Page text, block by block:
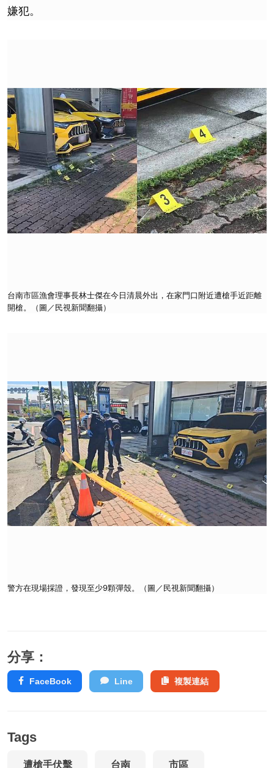
嫌犯。
台南市區漁會理事長林士傑在今日清晨外出，在家門口附近遭槍手近距離
開槍。（圖／民視新聞翻攝）
警方在現場採證，發現至少9顆彈殼。（圖／民視新聞翻攝）
分享：
FaceBook Line 複製連結
Tags
遭槍手伏擊 台南 市區